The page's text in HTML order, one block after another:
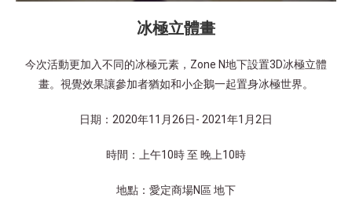
冰極立體畫
今次活動更加入不同的冰極元素，Zone N地下設置3D冰極立體
畫。視覺效果讓參加者猶如和小企鵝一起置身冰極世界。
日期：2020年11月26日- 2021年1月2日
時間：上午10時 至 晚上10時
地點：愛定商場N區 地下